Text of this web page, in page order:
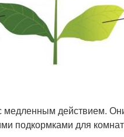
медленным действием.
подкормками для